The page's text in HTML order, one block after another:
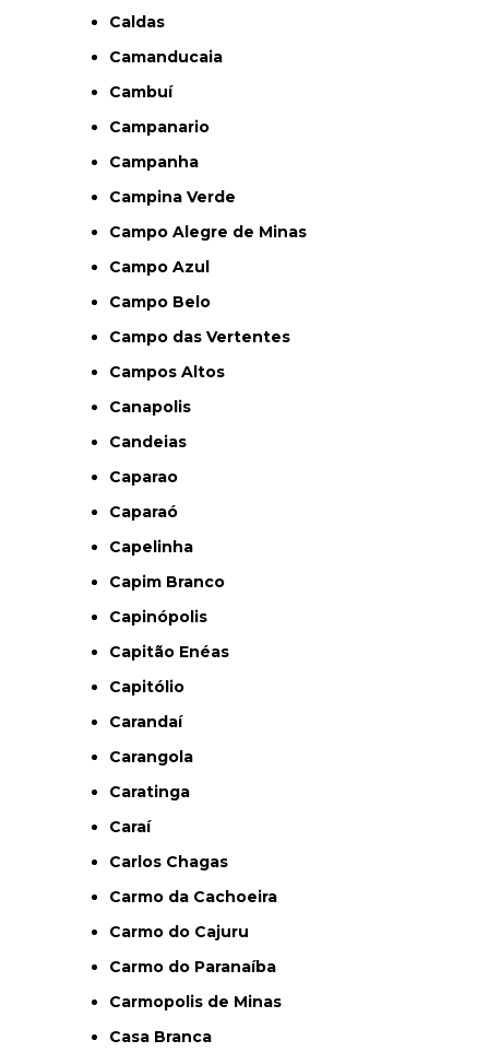
Caldas
Camanducaia
Cambuí
Campanario
Campanha
Campina Verde
Campo Alegre de Minas
Campo Azul
Campo Belo
Campo das Vertentes
Campos Altos
Canapolis
Candeias
Caparao
Caparaó
Capelinha
Capim Branco
Capinópolis
Capitão Enéas
Capitólio
Carandaí
Carangola
Caratinga
Caraí
Carlos Chagas
Carmo da Cachoeira
Carmo do Cajuru
Carmo do Paranaíba
Carmopolis de Minas
Casa Branca